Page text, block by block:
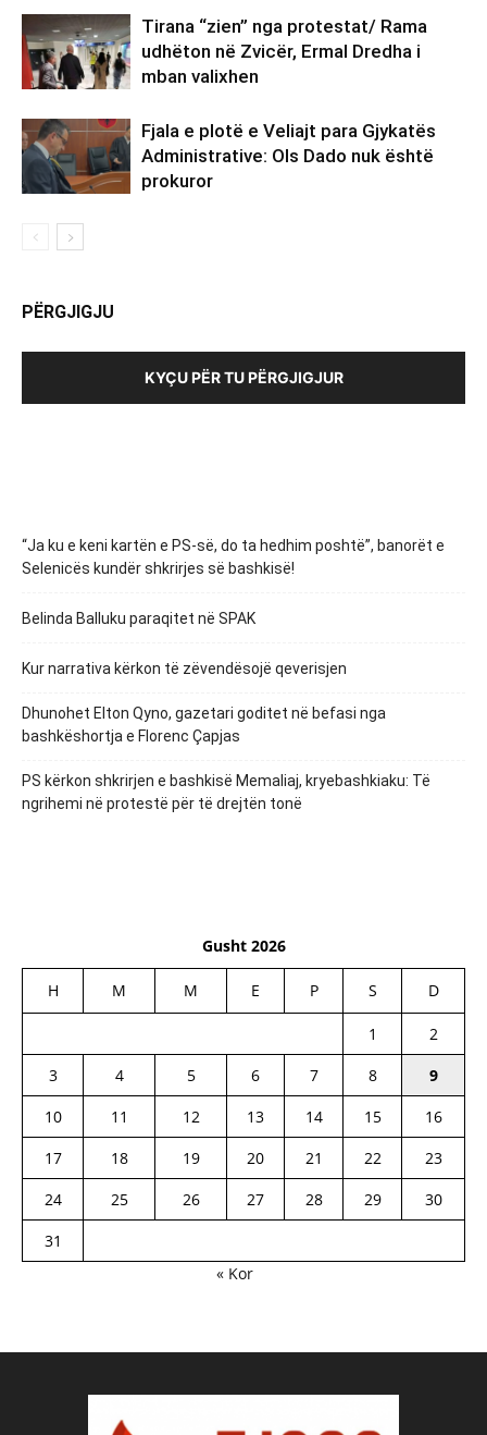
Tirana “zien” nga protestat/ Rama
udhëton në Zvicër, Ermal Dredha i
mban valixhen
Fjala e plotë e Veliajt para Gjykatës
Administrative: Ols Dado nuk është
prokuror
PËRGJIGJU
KYÇU PËR TU PËRGJIGJUR
“Ja ku e keni kartën e PS-së, do ta hedhim poshtë”, banorët e
Selenicës kundër shkrirjes së bashkisë!
Belinda Balluku paraqitet në SPAK
Kur narrativa kërkon të zëvendësojë qeverisjen
Dhunohet Elton Qyno, gazetari goditet në befasi nga
bashkëshortja e Florenc Çapjas
PS kërkon shkrirjen e bashkisë Memaliaj, kryebashkiaku: Të
ngrihemi në protestë për të drejtën tonë
Gusht 2026
H M M E P S D
1
2
3
4 5 6 7 8
9
10
11 12 13 14 15
16
17
18 19 20 21 22
23
24
25 26 27 28 29
30
31
« Kor